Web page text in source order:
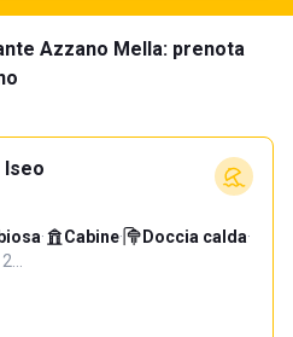
Azzano Mella: prenota
Iseo
· Cabine· Doccia calda·